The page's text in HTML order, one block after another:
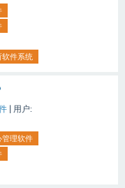
软件系统
用户:
管理软件